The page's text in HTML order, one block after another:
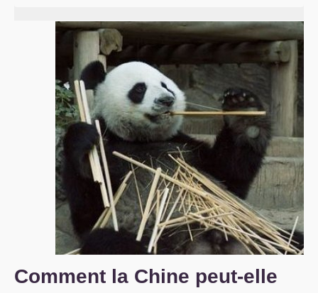
Vie du site
Comment la Chine peut-elle